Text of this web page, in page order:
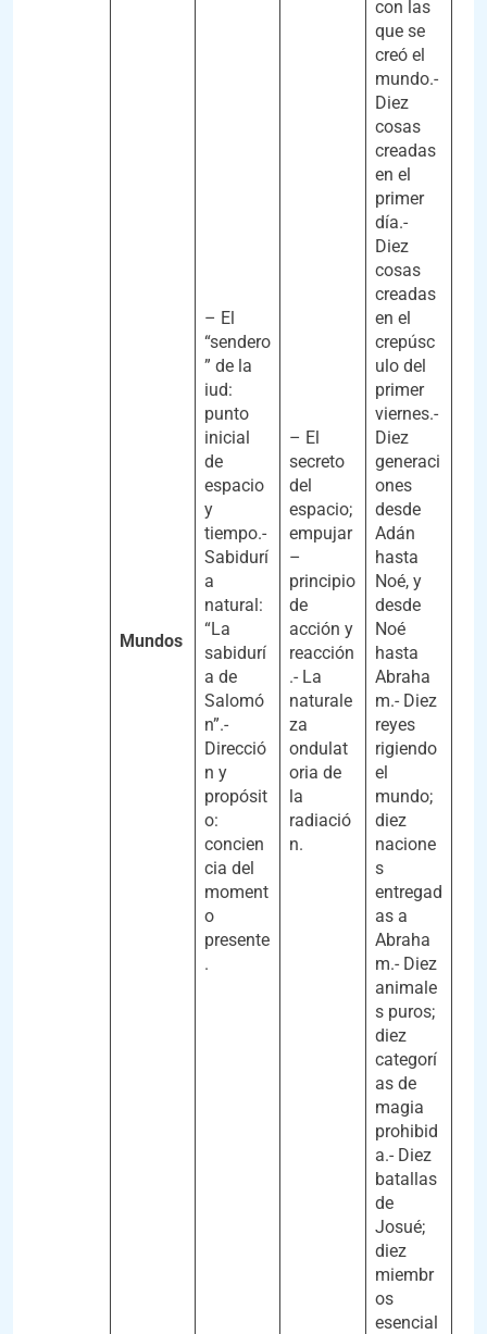
Mundos
– El
“sendero
” de la
iud:
punto
inicial
de
espacio
y
tiempo.-
Sabidurí
a
natural:
“La
sabidurí
a de
Salomó
n”.-
Direcció
n y
propósit
o:
concien
cia del
moment
o
presente
.
– El
secreto
del
espacio;
empujar
–
principio
de
acción y
reacción
.- La
naturale
za
ondulat
oria de
la
radiació
n.
con las
que se
creó el
mundo.-
Diez
cosas
creadas
en el
primer
día.-
Diez
cosas
creadas
en el
crepúsc
ulo del
primer
viernes.-
Diez
generaci
ones
desde
Adán
hasta
Noé, y
desde
Noé
hasta
Abraha
m.- Diez
reyes
rigiendo
el
mundo;
diez
nacione
s
entregad
as a
Abraha
m.- Diez
animale
s puros;
diez
categorí
as de
magia
prohibid
a.- Diez
batallas
de
Josué;
diez
miembr
os
esencial